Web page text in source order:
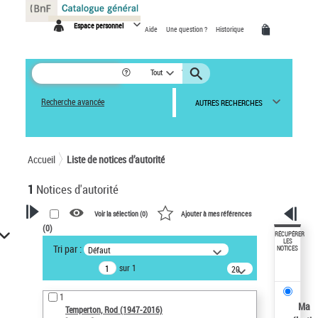
Espace personnel Aide Une question ? Historique
Tout
Recherche avancée AUTRES RECHERCHES
Accueil Liste de notices d’autorité
1 Notices d'autorité
VOTRE RECHERCHE
Recherche avancée dans les
notices d’autorité
Œuvres liées à l'auteur :
Temperton, Rod (1947-2016)
Voir la sélection (0) Ajouter à mes références
(0)
Tri par : Défaut
sur 1
20
résultats/page
1
Temperton, Rod (1947-2016)
RÉCUPÉRER
LES
NOTICES
Ma
Panneau de gestion des cookies